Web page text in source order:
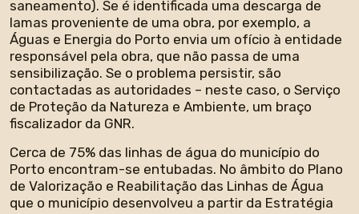
saneamento). Se é identificada uma descarga de
lamas proveniente de uma obra, por exemplo, a
Águas e Energia do Porto envia um ofício à entidade
responsável pela obra, que não passa de uma
sensibilização. Se o problema persistir, são
contactadas as autoridades – neste caso, o Serviço
de Proteção da Natureza e Ambiente, um braço
fiscalizador da GNR.
Cerca de 75% das linhas de água do município do
Porto encontram-se entubadas. No âmbito do Plano
de Valorização e Reabilitação das Linhas de Água
que o município desenvolveu a partir da Estratégia